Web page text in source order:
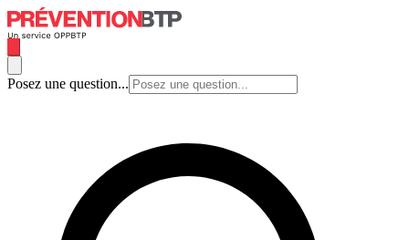
Posez une question...